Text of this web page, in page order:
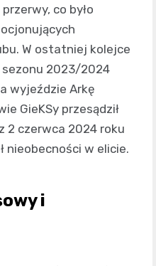
co było
W ostatniej kolejce
sezonu 2023/2024
wyjeździe Arkę
GieKSy przesądził
2 czerwca 2024 roku
nieobecności w elicie.
i